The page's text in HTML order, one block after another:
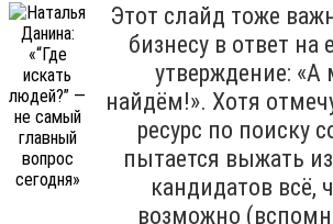
Этот слайд тоже
бизнесу в ответ
утверждение:
найдём!». Хотя
ресурс по поиску
пытается выжать
кандидатов всё,
возможно